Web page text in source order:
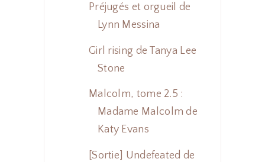
Préjugés et orgueil de
Lynn Messina
Girl rising de Tanya Lee
Stone
Malcolm, tome 2.5 :
Madame Malcolm de
Katy Evans
[Sortie] Undefeated de